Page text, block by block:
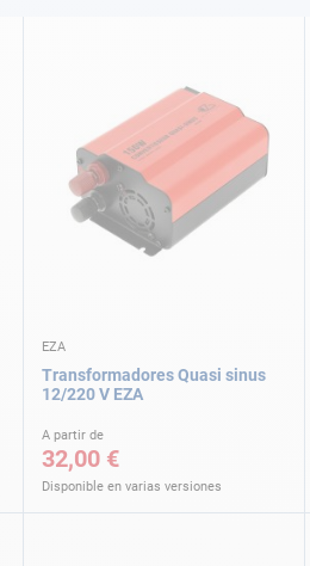
EZA
Transformadores Quasi sinus
12/220 V EZA
A partir de
32,00 €
Disponible en varias versiones